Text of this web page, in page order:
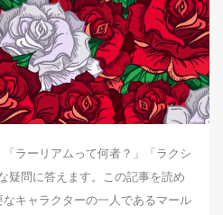
「ラーリアムって何者？」「ラクシ
疑問に答えます。この記事を読め
キャラクターの一人であるマール